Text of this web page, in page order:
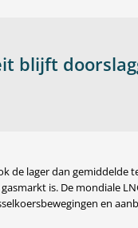
blijft
de lager dan gemiddelde
is. De mondiale
en